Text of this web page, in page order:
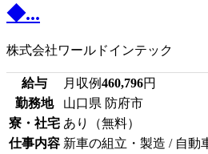
◆...
株式会社ワールドインテック
給与 月収例460,796円
勤務地
山口県 防府市
寮・社宅 あり（無料）
仕事内容 新車の組立・製造 / 自動